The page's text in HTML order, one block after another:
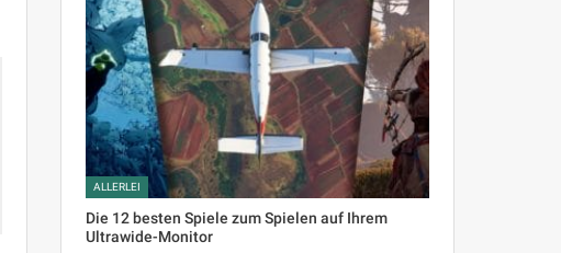
ALLERLEI
Die 12 besten Spiele zum Spielen auf Ihrem
Ultrawide-Monitor